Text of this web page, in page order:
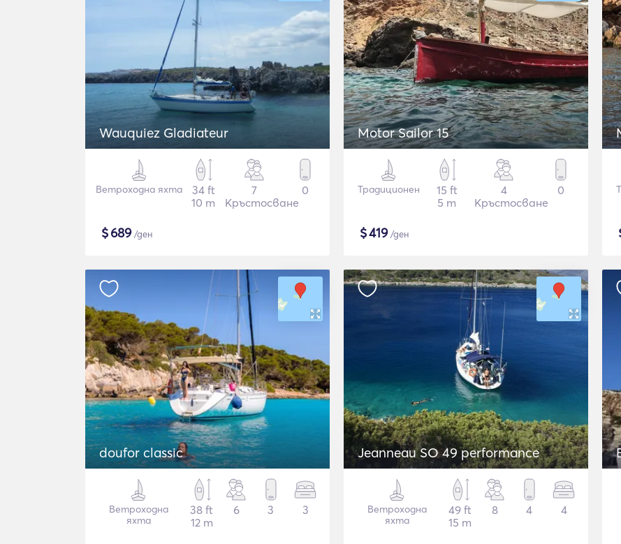
Wauquiez Gladiateur
Ветроходна яхта
34 ft
10 m
7
Кръстосване
0
$689/ден
Motor Sailor 15
Традиционен
15 ft
5 m
4
Кръстосване
0
$419/ден
doufor classic
Ветроходна
яхта
38 ft
12 m
6 3 3
Jeanneau SO 49 performance
Ветроходна
яхта
49 ft
15 m
8 4 4